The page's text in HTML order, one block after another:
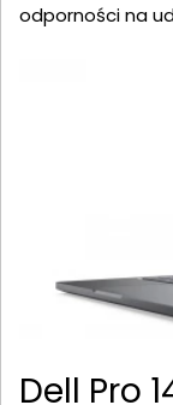
odporności na
Dell Pro